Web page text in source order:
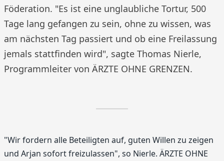
Föderation. "Es ist eine unglaubliche Tortur, 500
Tage lang gefangen zu sein, ohne zu wissen, was
am nächsten Tag passiert und ob eine Freilassung
jemals stattfinden wird", sagte Thomas Nierle,
Programmleiter von ÄRZTE OHNE GRENZEN.
"Wir fordern alle Beteiligten auf, guten Willen zu zeigen
und Arjan sofort freizulassen", so Nierle. ÄRZTE OHNE